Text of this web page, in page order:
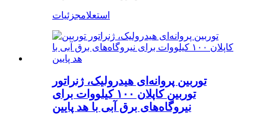
استعلامجزئیات
توربین پروانه‌ای هیدرولیک، ژنراتور
توربین کاپلان ۱۰۰ کیلووات برای
نیروگاه‌های برق آبی با هد پایین